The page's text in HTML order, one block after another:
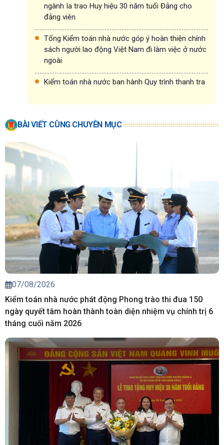
ngành Ia trao Huy hiệu 30 năm tuổi Đảng cho
đảng viên
Tổng Kiểm toán nhà nước góp ý hoàn thiện chính
sách người lao động Việt Nam đi làm việc ở nước
ngoài
Kiểm toán nhà nước ban hành Quy trình thanh tra
BÀI VIẾT CÙNG CHUYÊN MỤC
07/08/2026
Kiểm toán nhà nước phát động Phong trào thi đua 150
ngày quyết tâm hoàn thành toàn diện nhiệm vụ chính trị 6
tháng cuối năm 2026